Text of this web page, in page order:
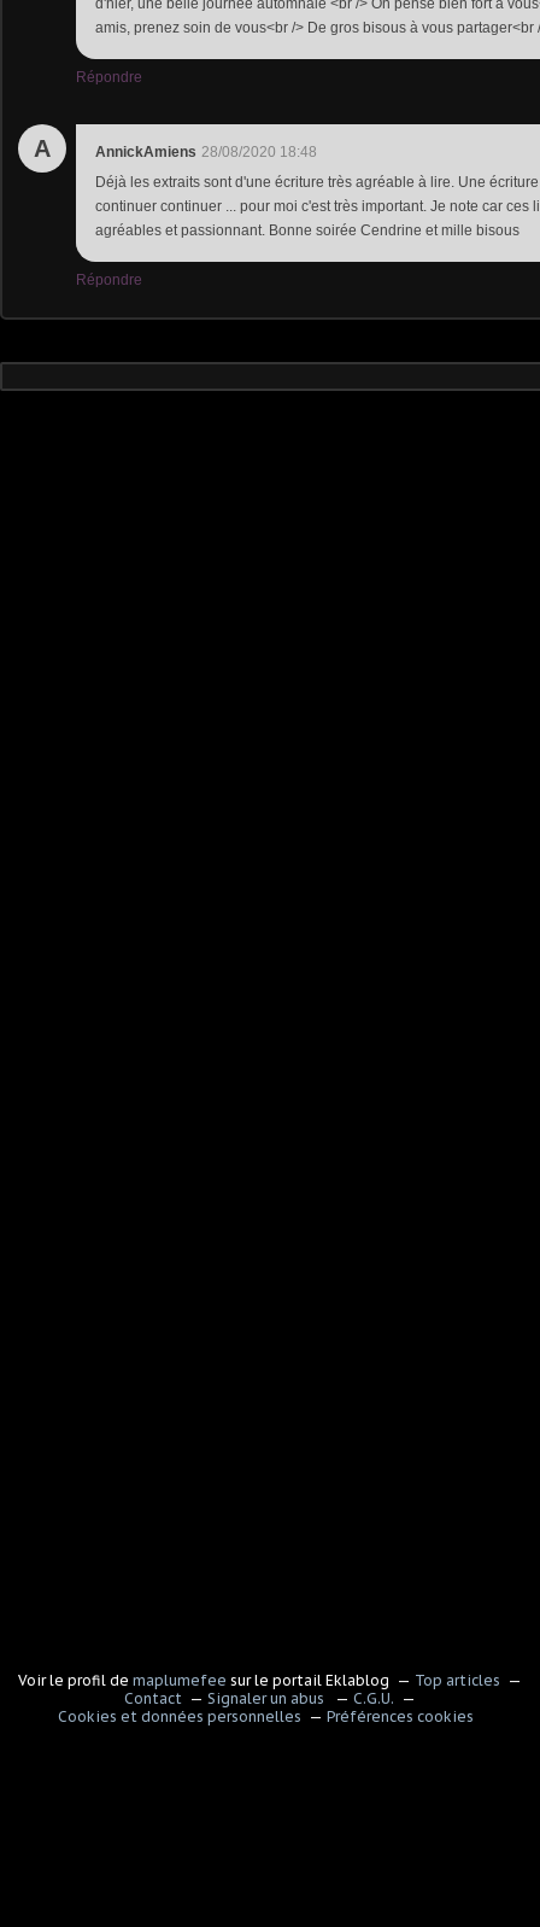
d'hier, une belle journée automnale <br /> On pense bien fort à
amis, prenez soin de vous<br /> De gros bisous à vous partager<br
Répondre
A AnnickAmiens 28/08/2020 18:48
Déjà les extraits sont d'une écriture très agréable à lire. Une
continuer continuer ... pour moi c'est très important. Je note car ces
agréables et passionnant. Bonne soirée Cendrine et mille bisous
Répondre
Voir le profil de maplumefee sur le portail Eklablog
Top articles
Contact
Signaler un abus
C.G.U.
Cookies et données personnelles
Préférences cookies